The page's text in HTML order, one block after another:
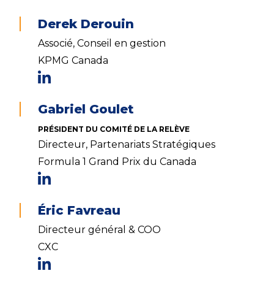
Derek Derouin
Associé, Conseil en gestion
KPMG Canada
Gabriel Goulet
PRÉSIDENT DU COMITÉ DE LA RELÈVE
Directeur, Partenariats Stratégiques
Formula 1 Grand Prix du Canada
Éric Favreau
Directeur général & COO
CXC